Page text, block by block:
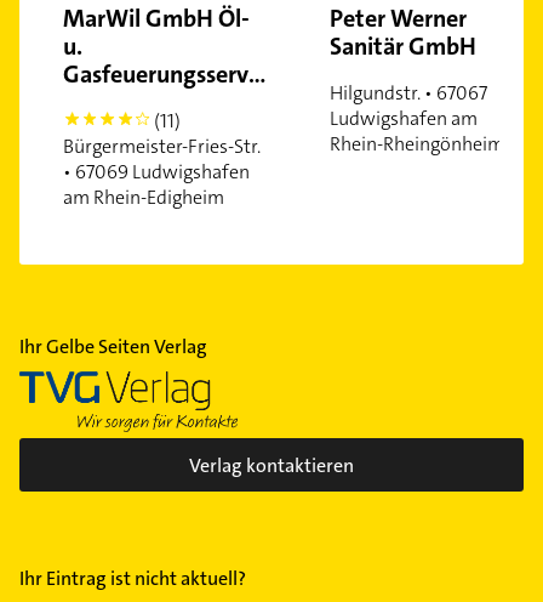
MarWil GmbH Öl-
u.
Gasfeuerungsservice
4
(11)
Bürgermeister-Fries-Str.
• 67069 Ludwigshafen
am Rhein-Edigheim
Peter Werner
Sanitär GmbH
Hilgundstr. • 67067
Ludwigshafen am
Rhein-Rheingönheim
Ihr Gelbe Seiten Verlag
Verlag kontaktieren
Ihr Eintrag ist nicht aktuell?